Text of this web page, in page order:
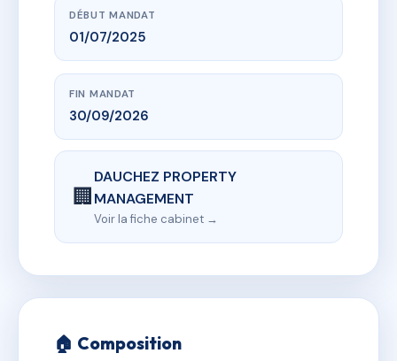
DÉBUT MANDAT
01/07/2025
FIN MANDAT
30/09/2026
🏢
DAUCHEZ PROPERTY
MANAGEMENT
Voir la fiche cabinet →
🏠 Composition